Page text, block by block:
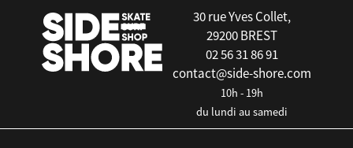
30 rue Yves Collet,
29200 BREST
02 56 31 86 91
contact@side-shore.com
10h - 19h
du lundi au samedi